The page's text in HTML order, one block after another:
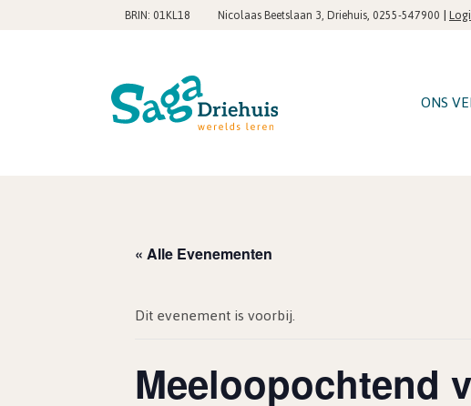
BRIN: 01KL18 Nicolaas Beetslaan 3, Driehuis, 0255-547900 |
ONS
« Alle Evenementen
Dit evenement is voorbij.
Meeloopochtend